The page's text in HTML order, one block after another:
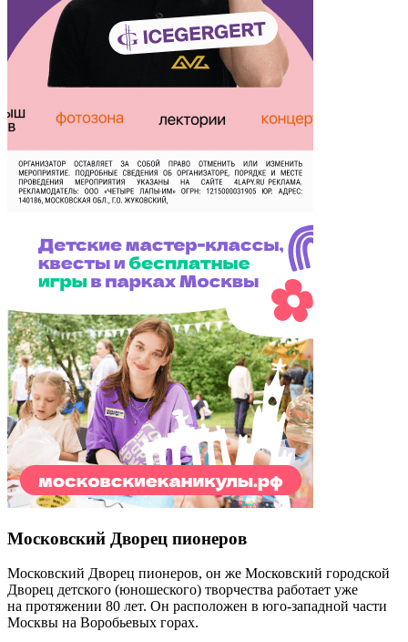
Московский Дворец пионеров
Московский Дворец пионеров, он же Московский городской
Дворец детского (юношеского) творчества работает уже
на протяжении 80 лет. Он расположен в юго-западной части
Москвы на Воробьевых горах.